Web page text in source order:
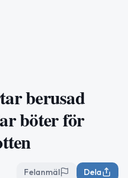
berusad
böter för
Felanmäl Dela